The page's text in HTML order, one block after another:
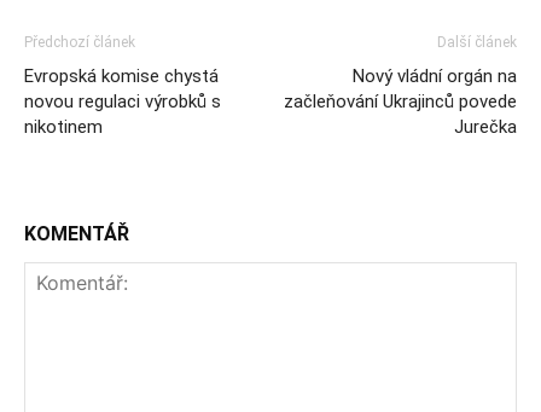
Předchozí článek
Evropská komise chystá
novou regulaci výrobků s
nikotinem
Další článek
Nový vládní orgán na
začleňování Ukrajinců povede
Jurečka
KOMENTÁŘ